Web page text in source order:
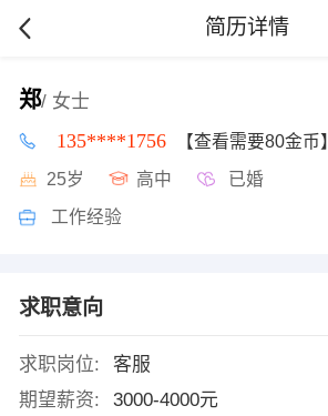
简历详情
郑/ 女士
135****1756 【查看需要80金币】
25岁 高中 已婚
工作经验
求职意向
求职岗位:
客服
期望薪资:
3000-4000元